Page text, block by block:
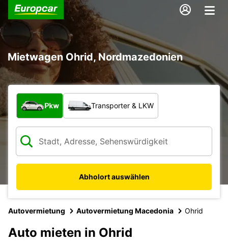
Mietwagen Ohrid, Nordmazedonien
Welche Art von Fahrzeug?
Pkw Transporter & LKW
Abholort auswählen
Autovermietung Autovermietung Macedonia Ohrid
Auto mieten in Ohrid